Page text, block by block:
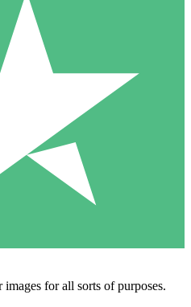
images for all sorts of purposes.